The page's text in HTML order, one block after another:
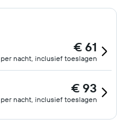
€ 61
per nacht, inclusief toeslagen
€ 93
per nacht, inclusief toeslagen